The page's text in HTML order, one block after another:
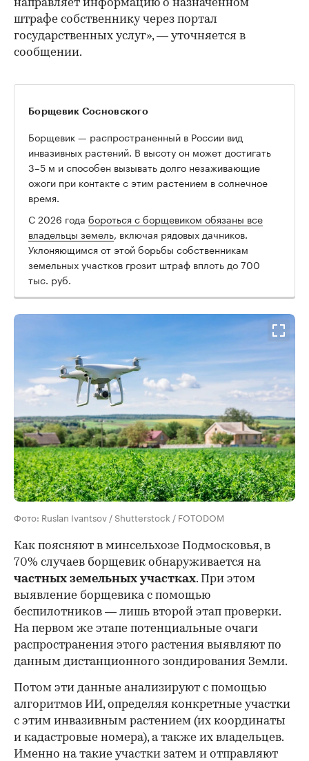
направляет информацию о назначенном
штрафе собственнику через портал
государственных услуг», — уточняется в
сообщении.
00:00
Борщевик Сосновского
Борщевик — распространенный в России вид
инвазивных растений. В высоту он может достигать
3–5 м и способен вызывать долго незаживающие
ожоги при контакте с этим растением в солнечное
время.
С 2026 года бороться с борщевиком обязаны все
владельцы земель, включая рядовых дачников.
Уклоняющимся от этой борьбы собственникам
земельных участков грозит штраф вплоть до 700
тыс. руб.
Фото: Ruslan Ivantsov / Shutterstock / FOTODOM
Как поясняют в минсельхозе Подмосковья, в
70% случаев борщевик обнаруживается на
частных земельных участках. При этом
выявление борщевика с помощью
беспилотников — лишь второй этап проверки.
На первом же этапе потенциальные очаги
распространения этого растения выявляют по
данным дистанционного зондирования Земли.
Потом эти данные анализируют с помощью
алгоритмов ИИ, определяя конкретные участки
с этим инвазивным растением (их координаты
и кадастровые номера), а также их владельцев.
Именно на такие участки затем и отправляют